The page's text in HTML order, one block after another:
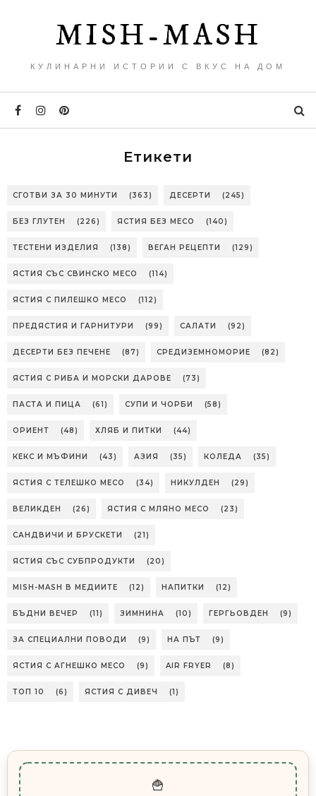
MISH-MASH
КУЛИНАРНИ ИСТОРИИ С ВКУС НА ДОМ
Етикети
СГОТВИ ЗА 30 МИНУТИ (363) ДЕСЕРТИ (245)
БЕЗ ГЛУТЕН (226) ЯСТИЯ БЕЗ МЕСО (140)
ТЕСТЕНИ ИЗДЕЛИЯ (138) ВЕГАН РЕЦЕПТИ (129)
ЯСТИЯ СЪС СВИНСКО МЕСО (114)
ЯСТИЯ С ПИЛЕШКО МЕСО (112)
ПРЕДЯСТИЯ И ГАРНИТУРИ (99) САЛАТИ (92)
ДЕСЕРТИ БЕЗ ПЕЧЕНЕ (87) СРЕДИЗЕМНОМОРИЕ (82)
ЯСТИЯ С РИБА И МОРСКИ ДАРОВЕ (73)
ПАСТА И ПИЦА (61) СУПИ И ЧОРБИ (58)
ОРИЕНТ (48) ХЛЯБ И ПИТКИ (44)
КЕКС И МЪФИНИ (43) АЗИЯ (35) КОЛЕДА (35)
ЯСТИЯ С ТЕЛЕШКО МЕСО (34) НИКУЛДЕН (29)
ВЕЛИКДЕН (26) ЯСТИЯ С МЛЯНО МЕСО (23)
САНДВИЧИ И БРУСКЕТИ (21)
ЯСТИЯ СЪС СУБПРОДУКТИ (20)
MISH-MASH В МЕДИИТЕ (12) НАПИТКИ (12)
БЪДНИ ВЕЧЕР (11) ЗИМНИНА (10) ГЕРГЬОВДЕН (9)
ЗА СПЕЦИАЛНИ ПОВОДИ (9) НА ПЪТ (9)
ЯСТИЯ С АГНЕШКО МЕСО (9) AIR FRYER (8)
ТОП 10 (6) ЯСТИЯ С ДИВЕЧ (1)
🍟